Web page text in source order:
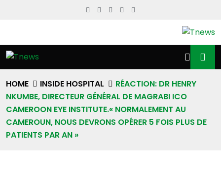
HOME INSIDE HOSPITAL
RÉACTION: DR HENRY
NKUMBE, DIRECTEUR GÉNÉRAL DE MAGRABI ICO
CAMEROON EYE INSTITUTE.« NORMALEMENT AU
CAMEROUN, NOUS DEVRONS OPÉRER 5 FOIS PLUS DE
PATIENTS PAR AN »